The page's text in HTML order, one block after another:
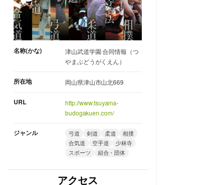
名称(かな)
津山武道学園 合同情報（つ
やまぶどうがくえん）
所在地 岡山県津山市山北669
URL
http://www.tsuyama-
budogakuen.com/
ジャンル 弓道 剣道 柔道
相撲
合気道
空手道
少林寺
スポーツ
組合・団体
アクセス